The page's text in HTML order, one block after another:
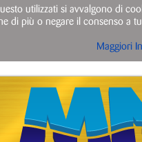
utilizzati si avvalgono di
di più o negare il consenso a
Maggiori